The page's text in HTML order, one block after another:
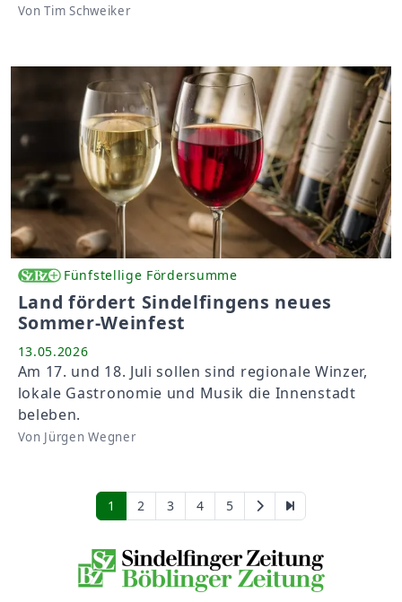
Von Tim Schweiker
Fünfstellige Fördersumme
Land fördert Sindelfingens neues
Sommer-Weinfest
13.05.2026
Am 17. und 18. Juli sollen sind regionale Winzer,
lokale Gastronomie und Musik die Innenstadt
beleben.
Von Jürgen Wegner
1 2 3 4 5